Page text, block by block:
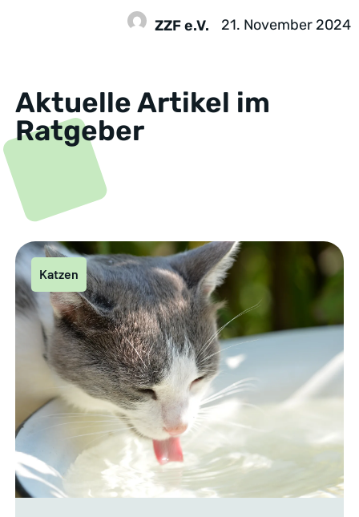
ZZF e.V. 21. November 2024
Aktuelle Artikel im
Ratgeber
Katzen